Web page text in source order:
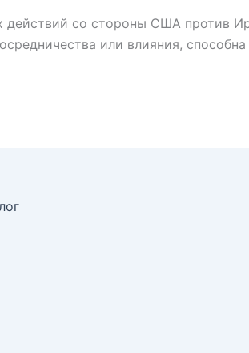
действий со стороны США против
или влияния,